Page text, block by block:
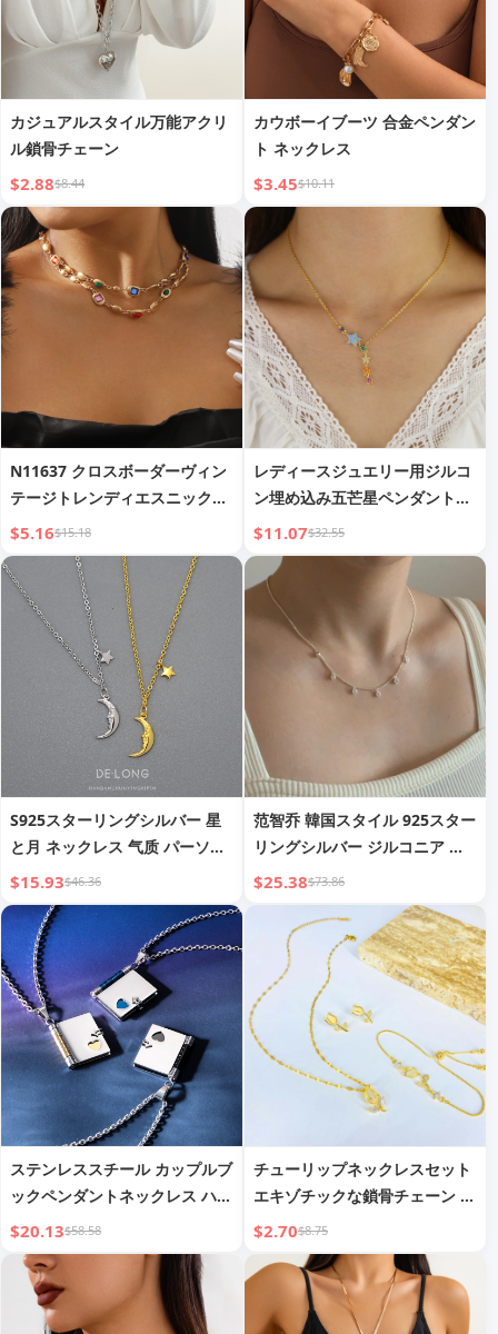
カジュアルスタイル万能アクリ
ル鎖骨チェーン
$2.88$8.44
カウボーイブーツ 合金ペンダン
ト ネックレス
$3.45$10.11
N11637 クロスボーダーヴィン
テージトレンディエスニックス
タイルラインストーンダブルレ
イヤーネックレス
$5.16$15.18
レディースジュエリー用ジルコ
ン埋め込み五芒星ペンダントネ
ックレス
$11.07$32.55
S925スターリングシルバー 星
と月 ネックレス 气质 パーソナ
リティ 女性用 18Kゴールド ク
ラビクルチェーン Ins 韓国 トレ
ンド シルバー ジュエリー
$15.93$46.36
范智乔 韓国スタイル 925スター
リングシルバー ジルコニア フ
ルダイヤモンドネックレス シン
プル 小紅書 INS クールスタイ
ル ネックレス
$25.38$73.86
ステンレススチール カップルブ
ックペンダントネックレス ハー
ト付き
$20.13$58.58
チューリップネックレスセット
エキゾチックな鎖骨チェーン レ
ディースブレスレットイヤリン
グ
$2.70$8.75